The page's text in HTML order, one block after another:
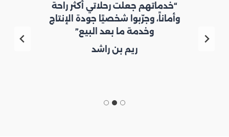
“خدماتهم جعلت رحلاتي أكثر راحة
وأماناً، وجرّبوا شخصيًا جودة الإنتاج
وخدمة ما بعد البيع”
ريم بن راشد